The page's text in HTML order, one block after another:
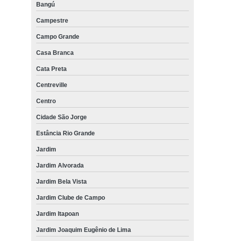
Bangú
Campestre
Campo Grande
Casa Branca
Cata Preta
Centreville
Centro
Cidade São Jorge
Estância Rio Grande
Jardim
Jardim Alvorada
Jardim Bela Vista
Jardim Clube de Campo
Jardim Itapoan
Jardim Joaquim Eugênio de Lima